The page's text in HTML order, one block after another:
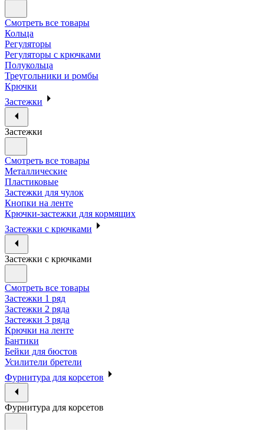
Смотреть все товары
Кольца
Регуляторы
Регуляторы с крючками
Полукольца
Треугольники и ромбы
Крючки
Застежки
Застежки
Смотреть все товары
Металлические
Пластиковые
Застежки для чулок
Кнопки на ленте
Крючки-застежки для кормящих
Застежки с крючками
Застежки с крючками
Смотреть все товары
Застежки 1 ряд
Застежки 2 ряда
Застежки 3 ряда
Крючки на ленте
Бантики
Бейки для бюстов
Усилители бретели
Фурнитура для корсетов
Фурнитура для корсетов